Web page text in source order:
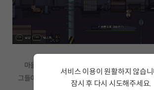
마을을 돌아다니며 여러 캐릭터들을 만나고 그
그들이 좋아하는 것을 선물해주어 호감도가 쌓이
서비스 이용이 원활하지 않습
잠시 후 다시 시도해주세요.